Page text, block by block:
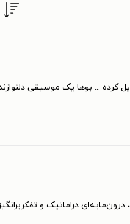
کرده ... بوها یک موسیقی
دراماتیک و